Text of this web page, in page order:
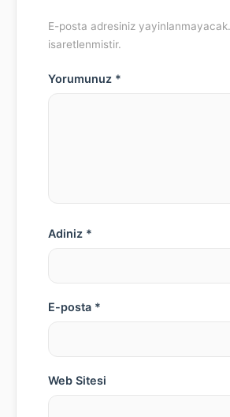
E-posta adresiniz
isaretlenmistir.
Yorumunuz *
Adiniz *
E-posta *
Web Sitesi